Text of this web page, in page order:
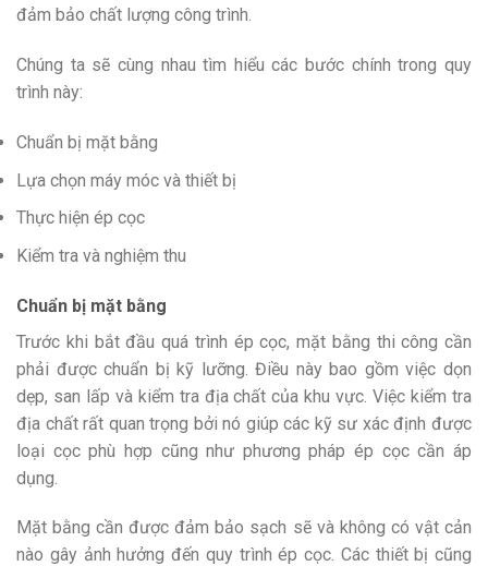
đảm bảo chất lượng công trình.
Chúng ta sẽ cùng nhau tìm hiểu các bước chính trong quy
trình này:
Chuẩn bị mặt bằng
Lựa chọn máy móc và thiết bị
Thực hiện ép cọc
Kiểm tra và nghiệm thu
Chuẩn bị mặt bằng
Trước khi bắt đầu quá trình ép cọc, mặt bằng thi công cần
phải được chuẩn bị kỹ lưỡng. Điều này bao gồm việc dọn
dẹp, san lấp và kiểm tra địa chất của khu vực. Việc kiểm tra
địa chất rất quan trọng bởi nó giúp các kỹ sư xác định được
loại cọc phù hợp cũng như phương pháp ép cọc cần áp
dụng.
Mặt bằng cần được đảm bảo sạch sẽ và không có vật cản
nào gây ảnh hưởng đến quy trình ép cọc. Các thiết bị cũng